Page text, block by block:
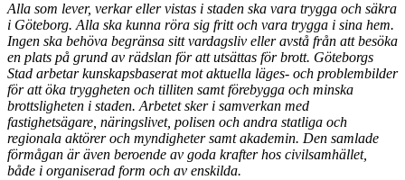
Alla som lever, verkar eller vistas i staden ska vara trygga och säkra
i Göteborg. Alla ska kunna röra sig fritt och vara trygga i sina hem.
Ingen ska behöva begränsa sitt vardagsliv eller avstå från att besöka
en plats på grund av rädslan för att utsättas för brott. Göteborgs
Stad arbetar kunskapsbaserat mot aktuella läges- och problembilder
för att öka tryggheten och tilliten samt förebygga och minska
brottsligheten i staden. Arbetet sker i samverkan med
fastighetsägare, näringslivet, polisen och andra statliga och
regionala aktörer och myndigheter samt akademin. Den samlade
förmågan är även beroende av goda krafter hos civilsamhället,
både i organiserad form och av enskilda.